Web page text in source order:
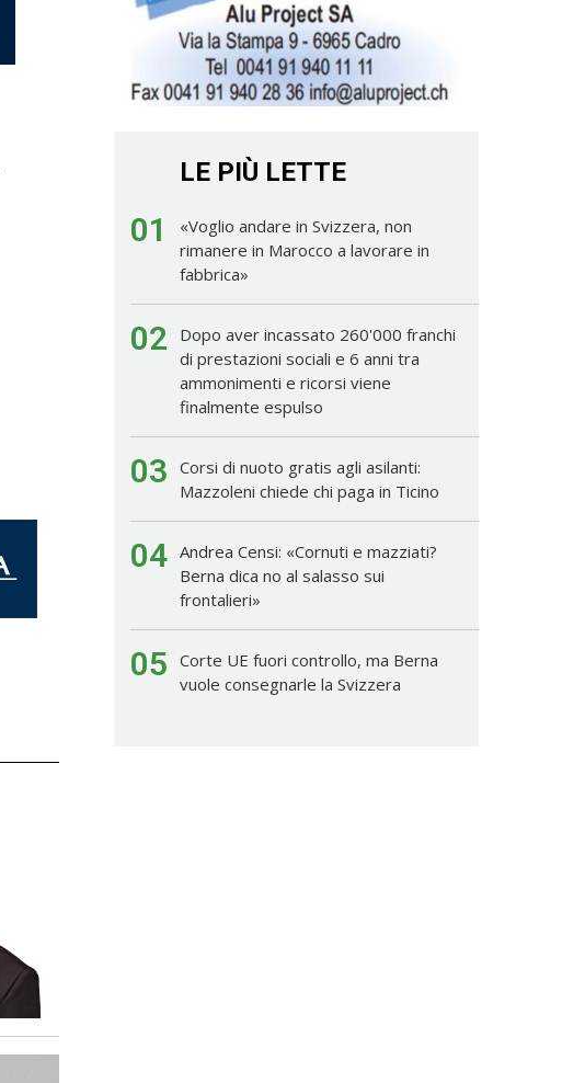
LE PIÙ LETTE
01
«Voglio andare in Svizzera, non
rimanere in Marocco a lavorare in
fabbrica»
02
Dopo aver incassato 260'000 franchi
di prestazioni sociali e 6 anni tra
ammonimenti e ricorsi viene
finalmente espulso
03 Corsi di nuoto gratis agli asilanti:
Mazzoleni chiede chi paga in Ticino
04 Andrea Censi: «Cornuti e mazziati?
Berna dica no al salasso sui
frontalieri»
05 Corte UE fuori controllo, ma Berna
vuole consegnarle la Svizzera